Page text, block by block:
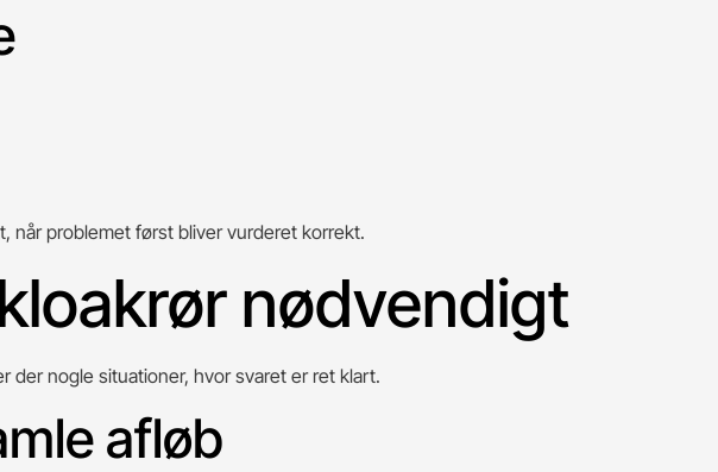
når problemet først bliver vurderet korrekt.
nødvendigt
der nogle situationer, hvor svaret er ret klart.
afløb